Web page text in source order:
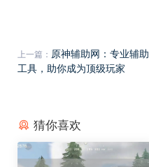
上一篇： 原神辅助网：专业辅助
工具，助你成为顶级玩家
猜你喜欢